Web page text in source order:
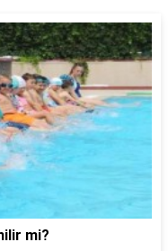
mi?